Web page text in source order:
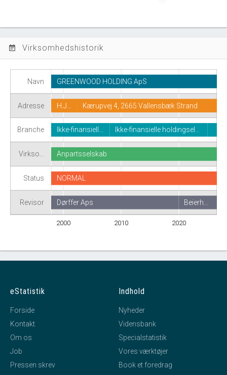
event_note Virksomhedshistorik
Navn
Adresse
Branche
Virkso…
Status
Revisor
2000 2010 2020
GREENWOOD HOLDING ApS
H.J… Kærupvej 4, 2665 Vallensbæk Strand
Ikke-finansiell… Ikke-finansielle holdingsel…
Anpartsselskab
NORMAL
Dørffer Aps Beierh…
eStatistik
Forside
Kontakt
Om os
Job
Pressen skrev
Indhold
Nyheder
Vidensbank
Specialstatistik
Vores værktøjer
Book et foredrag